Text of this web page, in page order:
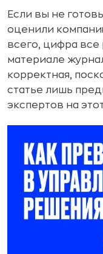
Если вы не
оценили
всего, цифра все
материале
корректная,
статье лишь
экспертов на